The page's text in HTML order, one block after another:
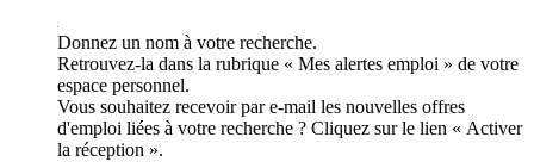
Donnez un nom à votre recherche.
Retrouvez-la dans la rubrique « Mes alertes emploi » de votre
espace personnel.
Vous souhaitez recevoir par e-mail les nouvelles offres
d'emploi liées à votre recherche ? Cliquez sur le lien « Activer
la réception ».